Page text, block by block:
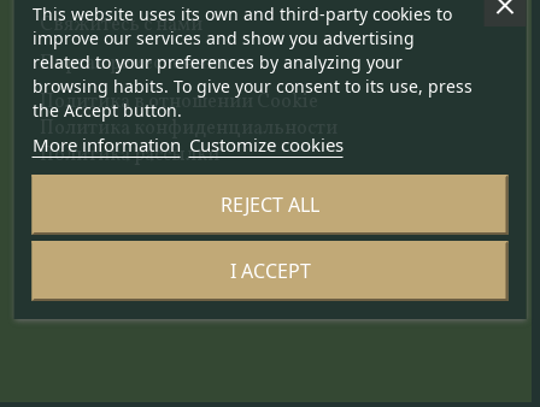
Свяжитесь с нами
Портал ремесленников
Политика в отношении Cookie
Политика конфиденциальности
Политика рассылки
This website uses its own and third-party cookies to
improve our services and show you advertising
related to your preferences by analyzing your
browsing habits. To give your consent to its use, press
the Accept button.
More information Customize cookies
REJECT ALL
I ACCEPT